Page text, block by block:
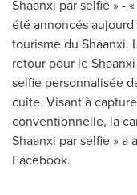
Shaanxi par selfie » - «
été annoncés
tourisme du Shaanxi.
retour pour leShaanxi
selfie personnalisée
cuite. Visant à
conventionnelle, la
Shaanxi par selfie » a
Facebook.